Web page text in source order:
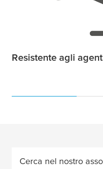
Resistente agli
Cerca nel nostro